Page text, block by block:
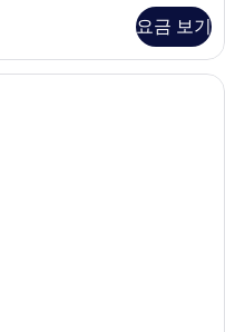
요금 보기